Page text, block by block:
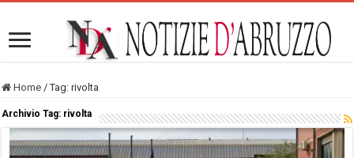
Home / Tag:rivolta
Archivio Tag: rivolta